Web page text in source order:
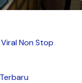
Non Stop